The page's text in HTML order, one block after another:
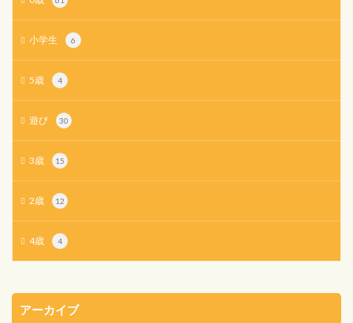
小学生 6
5歳 4
遊び 30
3歳 15
2歳 12
4歳 4
アーカイブ